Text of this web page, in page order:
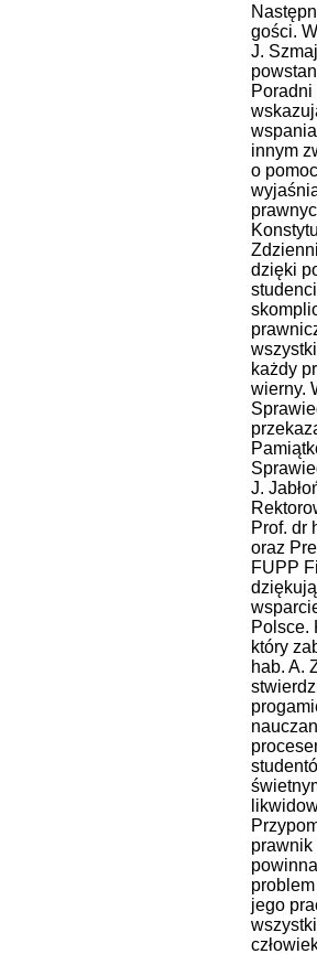
gości.
J.
innym
o
dzięki
każdy
wierny.
J.
Prof. dr
oraz
FUPP
Polsce.
który
hab. A.
prawnik
jego